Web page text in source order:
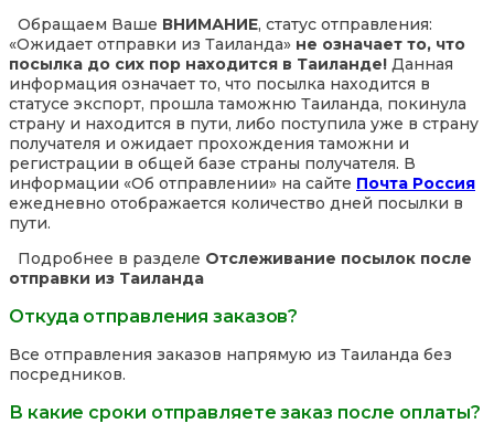
Обращаем Ваше ВНИМАНИЕ, статус отправления:
«Ожидает отправки из Таиланда» не означает то, что
посылка до сих пор находится в Таиланде! Данная
информация означает то, что посылка находится в
статусе экспорт, прошла таможню Таиланда, покинула
страну и находится в пути, либо поступила уже в страну
получателя и ожидает прохождения таможни и
регистрации в общей базе страны получателя. В
информации «Об отправлении» на сайте Почта Россия
ежедневно отображается количество дней посылки в
пути.
Подробнее в разделе Отслеживание посылок после
отправки из Таиланда
Откуда отправления заказов?
Все отправления заказов напрямую из Таиланда без
посредников.
В какие сроки отправляете заказ после оплаты?